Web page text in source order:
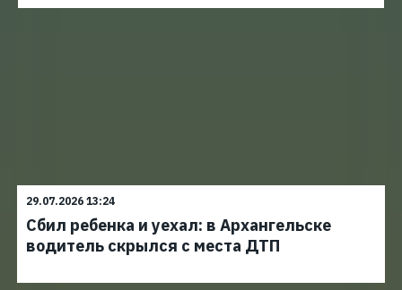
29.07.2026 13:24
Сбил ребенка и уехал: в Архангельске
водитель скрылся с места ДТП